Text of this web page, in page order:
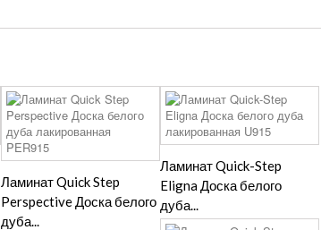
Ламинат Quick Step
Perspective Доска белого
дуба...
Ламинат Quick-Step
Eligna Доска белого
дуба...